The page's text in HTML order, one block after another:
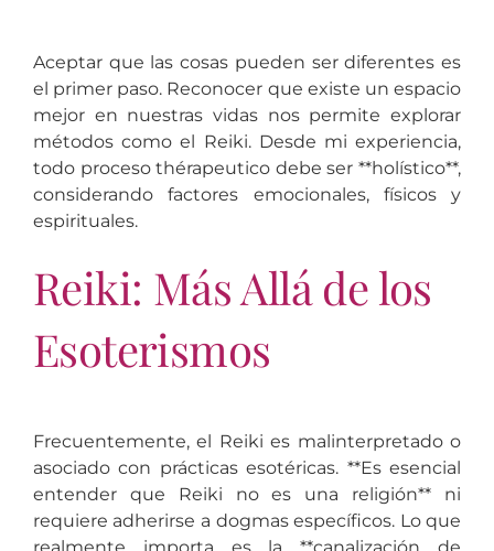
Aceptar que las cosas pueden ser diferentes es
el primer paso. Reconocer que existe un espacio
mejor en nuestras vidas nos permite explorar
métodos como el Reiki. Desde mi experiencia,
todo proceso thérapeutico debe ser **holístico**,
considerando factores emocionales, físicos y
espirituales.
Reiki: Más Allá de los
Esoterismos
Frecuentemente, el Reiki es malinterpretado o
asociado con prácticas esotéricas. **Es esencial
entender que Reiki no es una religión** ni
requiere adherirse a dogmas específicos. Lo que